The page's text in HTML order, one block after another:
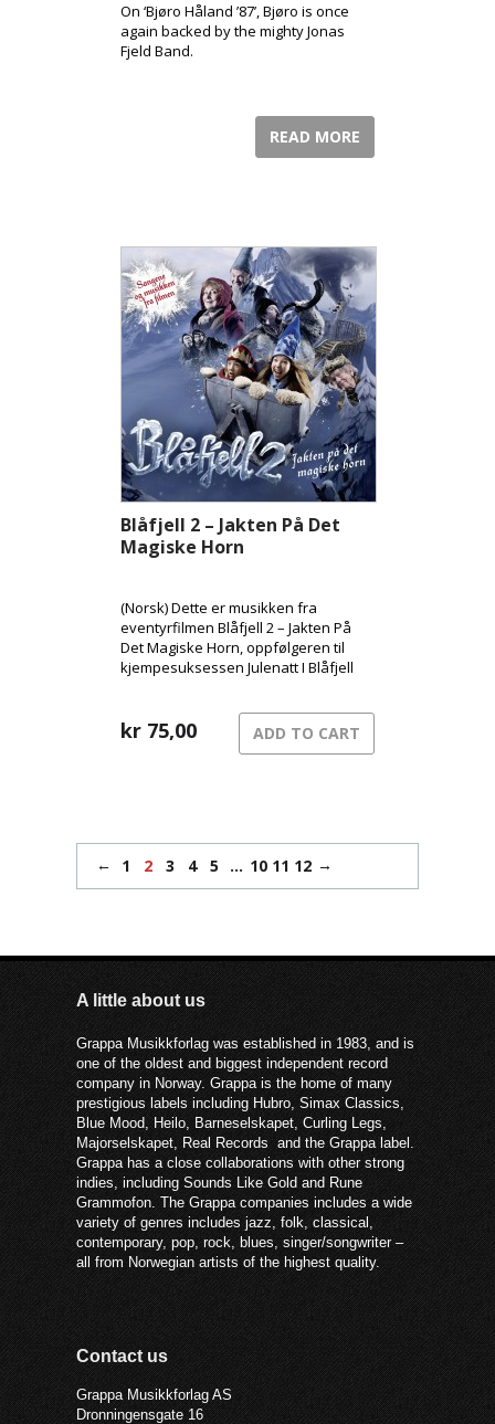
On ‘Bjøro Håland ’87’, Bjøro is once
again backed by the mighty Jonas
Fjeld Band.
READ MORE
Blåfjell 2 – Jakten På Det
Magiske Horn
(Norsk) Dette er musikken fra
eventyrfilmen Blåfjell 2 – Jakten På
Det Magiske Horn, oppfølgeren til
kjempesuksessen Julenatt I Blåfjell
kr 75,00 ADD TO CART
← 1 2 3 4 5 … 10 11 12 →
A little about us
Grappa Musikkforlag was established in 1983, and is
one of the oldest and biggest independent record
company in Norway. Grappa is the home of many
prestigious labels including Hubro, Simax Classics,
Blue Mood, Heilo, Barneselskapet, Curling Legs,
Majorselskapet, Real Records and the Grappa label.
Grappa has a close collaborations with other strong
indies, including Sounds Like Gold and Rune
Grammofon. The Grappa companies includes a wide
variety of genres includes jazz, folk, classical,
contemporary, pop, rock, blues, singer/songwriter –
all from Norwegian artists of the highest quality.
Contact us
Grappa Musikkforlag AS
Dronningensgate 16